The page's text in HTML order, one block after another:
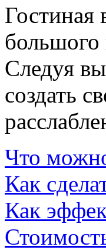
Гостиная
большого
Следуя
создать
Что
Как
Как